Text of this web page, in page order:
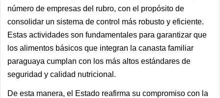
número de empresas del rubro, con el propósito de
consolidar un sistema de control más robusto y eficiente.
Estas actividades son fundamentales para garantizar que
los alimentos básicos que integran la canasta familiar
paraguaya cumplan con los más altos estándares de
seguridad y calidad nutricional.
De esta manera, el Estado reafirma su compromiso con la